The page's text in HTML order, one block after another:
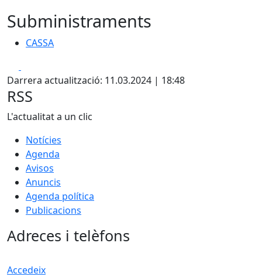
Subministraments
CASSA
CASSA
Darrera actualització: 11.03.2024 | 18:48
RSS
L'actualitat a un clic
Notícies
Agenda
Avisos
Anuncis
Agenda política
Publicacions
Adreces i telèfons
Accedeix